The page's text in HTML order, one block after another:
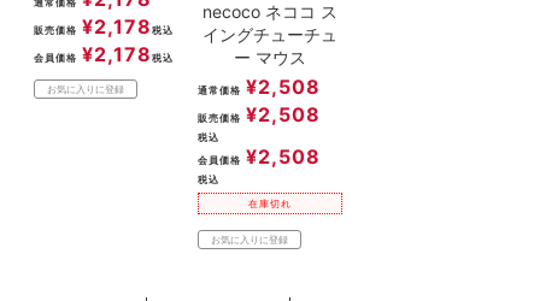
通常価格
販売価格 ¥2,178 税込
会員価格 ¥2,178 税込
お気に入りに登録
necoco ネココ ス
イングチューチュ
ー マウス
通常価格 ¥2,508
販売価格 ¥2,508
税込
会員価格 ¥2,508
税込
在庫切れ
お気に入りに登録